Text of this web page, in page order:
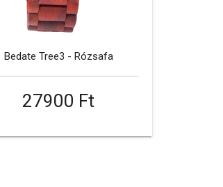
Bedate Tree3 - Rózsafa
27900 Ft